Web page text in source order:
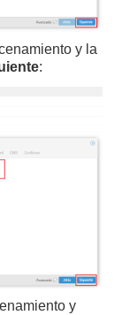
y la
:
y